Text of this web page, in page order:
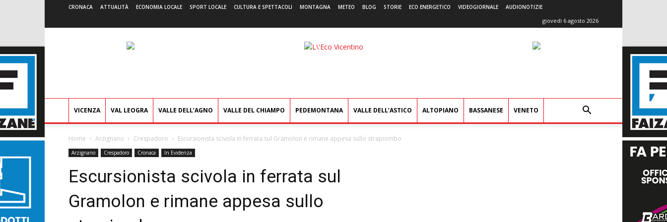
CRONACA ATTUALITÀ ECONOMIA LOCALE SPORT LOCALE CULTURA E SPETTACOLI MONTAGNA METEO BLOG STORIE ECO ENERGETICO VIDEOGIORNALE AUDIONOTIZIE
giovedì 6 agosto 2026
L'Eco
VICENZA VAL LEOGRA VALLE DELL’AGNO VALLE DEL CHIAMPO PEDEMONTANA VALLE DELL’ASTICO ALTOPIANO BASSANESE VENETO
Home Arzignano Crespadoro Escursionista scivola in ferrata sul Gramolon e rimane appesa sullo strapiombo
Arzignano Crespadoro Cronaca In Evidenza
Escursionista scivola in ferrata sul
Gramolon e rimane appesa sullo